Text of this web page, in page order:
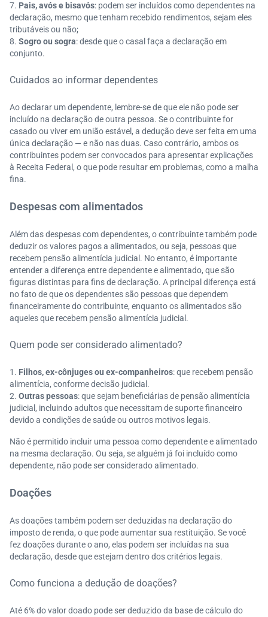
Pais, avós e bisavós: podem ser incluídos como dependentes na
declaração, mesmo que tenham recebido rendimentos, sejam eles
tributáveis ou não;
Sogro ou sogra: desde que o casal faça a declaração em
conjunto.
Cuidados ao informar dependentes
Ao declarar um dependente, lembre-se de que ele não pode ser
incluído na declaração de outra pessoa. Se o contribuinte for
casado ou viver em união estável, a dedução deve ser feita em uma
única declaração — e não nas duas. Caso contrário, ambos os
contribuintes podem ser convocados para apresentar explicações
à Receita Federal, o que pode resultar em problemas, como a malha
fina.
Despesas com alimentados
Além das despesas com dependentes, o contribuinte também pode
deduzir os valores pagos a alimentados, ou seja, pessoas que
recebem pensão alimentícia judicial. No entanto, é importante
entender a diferença entre dependente e alimentado, que são
figuras distintas para fins de declaração. A principal diferença está
no fato de que os dependentes são pessoas que dependem
financeiramente do contribuinte, enquanto os alimentados são
aqueles que recebem pensão alimentícia judicial.
Quem pode ser considerado alimentado?
Filhos, ex-cônjuges ou ex-companheiros: que recebem pensão
alimentícia, conforme decisão judicial.
Outras pessoas: que sejam beneficiárias de pensão alimentícia
judicial, incluindo adultos que necessitam de suporte financeiro
devido a condições de saúde ou outros motivos legais.
Não é permitido incluir uma pessoa como dependente e alimentado
na mesma declaração. Ou seja, se alguém já foi incluído como
dependente, não pode ser considerado alimentado.
Doações
As doações também podem ser deduzidas na declaração do
imposto de renda, o que pode aumentar sua restituição. Se você
fez doações durante o ano, elas podem ser incluídas na sua
declaração, desde que estejam dentro dos critérios legais.
Como funciona a dedução de doações?
Até 6% do valor doado pode ser deduzido da base de cálculo do